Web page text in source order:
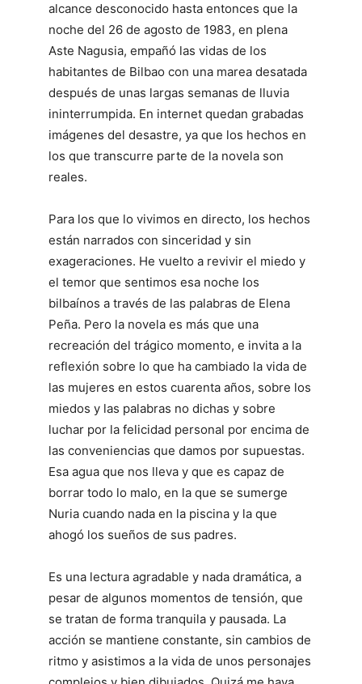
alcance desconocido hasta entonces que la
noche del 26 de agosto de 1983, en plena
Aste Nagusia, empañó las vidas de los
habitantes de Bilbao con una marea desatada
después de unas largas semanas de lluvia
ininterrumpida. En internet quedan grabadas
imágenes del desastre, ya que los hechos en
los que transcurre parte de la novela son
reales.
Para los que lo vivimos en directo, los hechos
están narrados con sinceridad y sin
exageraciones. He vuelto a revivir el miedo y
el temor que sentimos esa noche los
bilbaínos a través de las palabras de Elena
Peña. Pero la novela es más que una
recreación del trágico momento, e invita a la
reflexión sobre lo que ha cambiado la vida de
las mujeres en estos cuarenta años, sobre los
miedos y las palabras no dichas y sobre
luchar por la felicidad personal por encima de
las conveniencias que damos por supuestas.
Esa agua que nos lleva y que es capaz de
borrar todo lo malo, en la que se sumerge
Nuria cuando nada en la piscina y la que
ahogó los sueños de sus padres.
Es una lectura agradable y nada dramática, a
pesar de algunos momentos de tensión, que
se tratan de forma tranquila y pausada. La
acción se mantiene constante, sin cambios de
ritmo y asistimos a la vida de unos personajes